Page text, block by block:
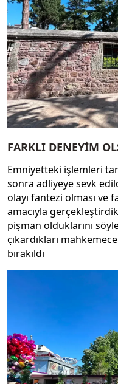
FARKLI DENEYİM
Emniyetteki işlemleri
sonra adliyeye sevk
olayı fantezi olması ve
amacıyla
pişman olduklarını
çıkardıkları
bırakıldı